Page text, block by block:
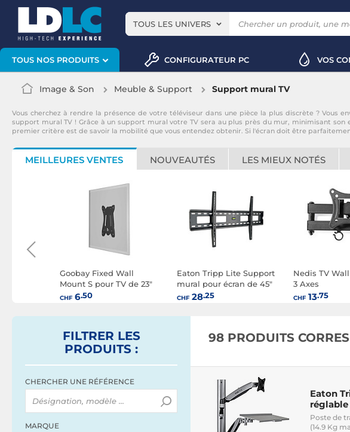
TOUS LES UNIVERS
TOUS NOS PRODUITS CONFIGURATEUR PC VOS
Image & Son Meuble & Support Support mural TV
Vous cherchez à rendre la présence de votre téléviseur dans une pièce la plus discrète ? Vous
support mural TV ! Grâce à un support mural votre TV sera au plus près du mur, minimisant
premier critère est de savoir la mobilité que vous entendez obtenir. Si l'écran doit être
MEILLEURES VENTES NOUVEAUTÉS LES MIEUX NOTÉS
Goobay Fixed Wall
Mount S pour TV de 23"
à 42"
CHF6.50
Eaton Tripp Lite Support
mural pour écran de 45"
à 85"
CHF28.25
Nedis TV
3 Axes
CHF13.75
FILTRER LES
PRODUITS :
CHERCHER UNE RÉFÉRENCE
MARQUE
98 PRODUITS
Eaton
réglable
Poste de
(14.9 Kg